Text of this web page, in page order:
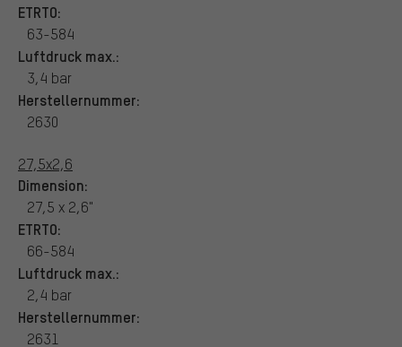
ETRTO:
63-584
Luftdruck max.:
3,4 bar
Herstellernummer:
2630
27,5x2,6
Dimension:
27,5 x 2,6"
ETRTO:
66-584
Luftdruck max.:
2,4 bar
Herstellernummer:
2631